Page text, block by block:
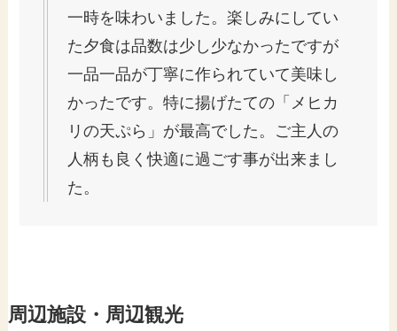
一時を味わいました。楽しみにしてい
た夕食は品数は少し少なかったですが
一品一品が丁寧に作られていて美味し
かったです。特に揚げたての「メヒカ
リの天ぷら」が最高でした。ご主人の
人柄も良く快適に過ごす事が出来まし
た。
周辺施設・周辺観光